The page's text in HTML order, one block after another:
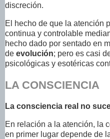
discreción.
El hecho de que la atención
continua y controlable
hecho dado por sentado en
de evolución; pero es casi
psicológicas y esotéricas
LA CONSCIENCIA
La consciencia real no
En relación a la atención, la
en primer lugar depende de